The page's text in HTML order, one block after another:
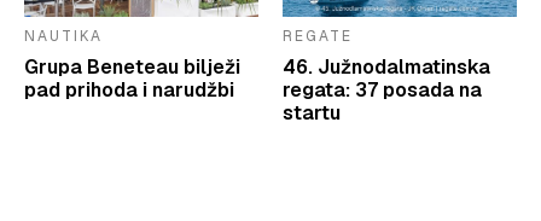
NAUTIKA
Grupa Beneteau bilježi
pad prihoda i narudžbi
REGATE
46. Južnodalmatinska
regata: 37 posada na
startu